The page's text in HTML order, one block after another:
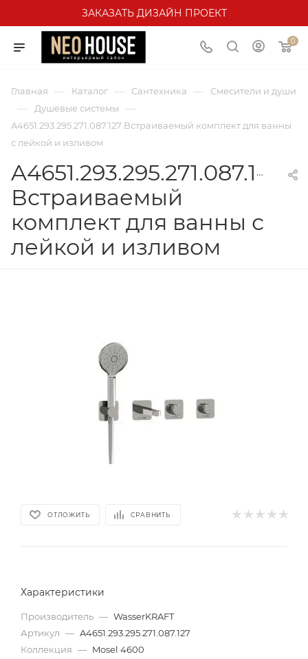
ЗАКАЗАТЬ ДИЗАЙН ПРОЕКТ
0
Главная — Каталог — Сантехника — Смесители и души
— Душевые системы —
A4651.293.295.271.087.127 Встраиваемый комплект для ванны
с лейкой и изливом
A4651.293.295.271.087.127
Встраиваемый
комплект для ванны с
лейкой и изливом
ОТЛОЖИТЬ СРАВНИТЬ
Характеристики
Производитель — WasserKRAFT
Артикул — A4651.293.295.271.087.127
Коллекция — Mosel 4600